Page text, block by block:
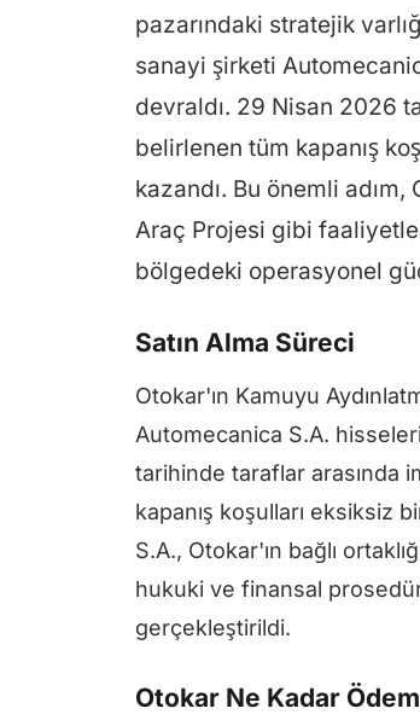
pazarındaki stratejik
sanayi şirketi
devraldı. 29 Nisan 2026
belirlenen tüm kapanış
kazandı. Bu önemli
Araç Projesi gibi
bölgedeki operasyonel
Satın Alma Süreci
Otokar'ın Kamuyu
Automecanica S.A.
tarihinde taraflar arasında
kapanış koşulları eksiksiz
S.A., Otokar'ın bağlı
hukuki ve finansal
gerçekleştirildi.
Otokar Ne Kadar